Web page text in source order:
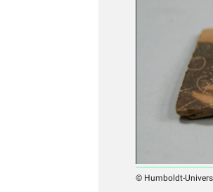
© Humboldt-